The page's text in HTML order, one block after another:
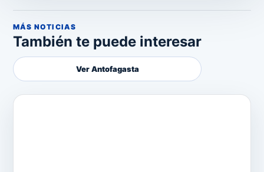
MÁS NOTICIAS
También te puede interesar
Ver Antofagasta